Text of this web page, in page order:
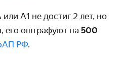
А1 не достиг 2 лет, но
его оштрафуют на 500
РФ.